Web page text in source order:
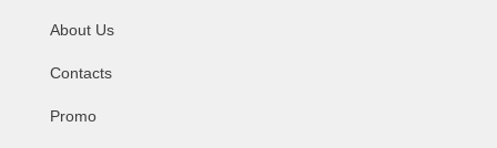
About Us
Contacts
Promo